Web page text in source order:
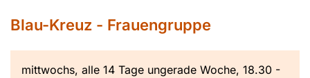
Blau-Kreuz - Frauengruppe
mittwochs, alle 14 Tage ungerade Woche, 18.30 -